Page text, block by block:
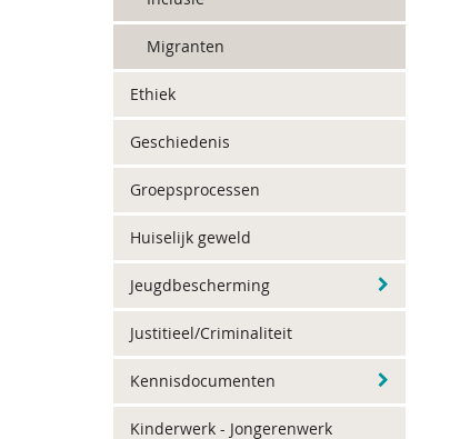
Migranten
Ethiek
Geschiedenis
Groepsprocessen
Huiselijk geweld
Jeugdbescherming
Justitieel/Criminaliteit
Kennisdocumenten
Kinderwerk - Jongerenwerk